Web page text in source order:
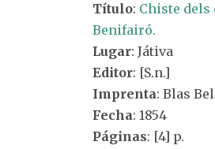
Título: Chiste dels
Benifairó.
Lugar: Játiva
Editor: [S.n.]
Imprenta: Blas
Fecha: 1854
Páginas: [4] p.